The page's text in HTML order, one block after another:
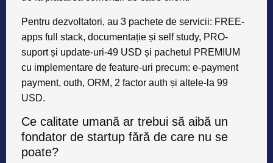
Pentru dezvoltatori, au 3 pachete de servicii: FREE-
apps full stack, documentație și self study, PRO-
suport și update-uri-49 USD și pachetul PREMIUM
cu implementare de feature-uri precum: e-payment
payment, outh, ORM, 2 factor auth și altele-la 99
USD.
Ce calitate umană ar trebui să aibă un
fondator de startup fără de care nu se
poate?